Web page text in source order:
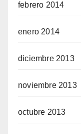
febrero 2014
enero 2014
diciembre 2013
noviembre 2013
octubre 2013